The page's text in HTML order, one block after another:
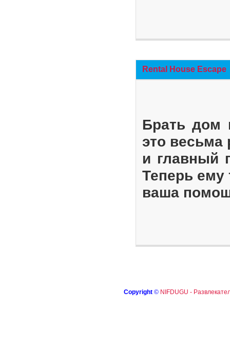
Rental House Escape
Брать дом
это весьма
и главный
Теперь ему
ваша
Copyright © NIFDUGU -